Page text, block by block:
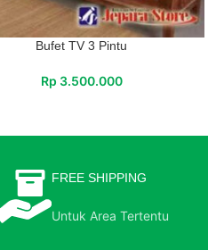
Bufet TV 3 Pintu
Rp 3.500.000
FREE SHIPPING
Untuk Area Tertentu